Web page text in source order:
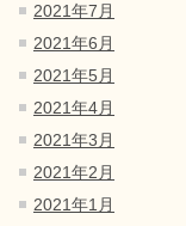
2021年7月
2021年6月
2021年5月
2021年4月
2021年3月
2021年2月
2021年1月